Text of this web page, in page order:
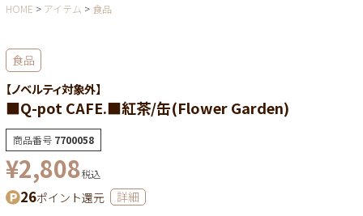
HOME アイテム 食品
食品
【ノベルティ対象外】
■Q-pot CAFE.■紅茶/缶(Flower Garden)
商品番号 7700058
¥2,808税込
26ポイント還元 詳細